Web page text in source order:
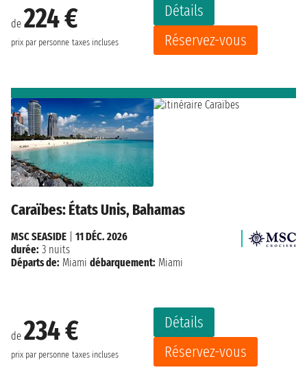
de 224 €
prix par personne taxes incluses
Détails
Réservez-vous
Caraïbes: États Unis, Bahamas
de 234 €
prix par personne taxes incluses
Détails
Réservez-vous
MSC SEASIDE
11 DÉC. 2026
durée: 3 nuits
Départs de: Miami débarquement: Miami